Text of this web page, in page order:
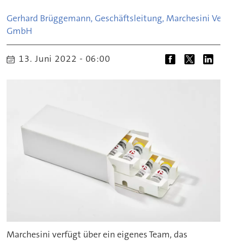
Gerhard Brüggemann, Geschäftsleitung, Marchesini
GmbH
13. Juni 2022 - 06:00
Marchesini verfügt über ein eigenes Team, das